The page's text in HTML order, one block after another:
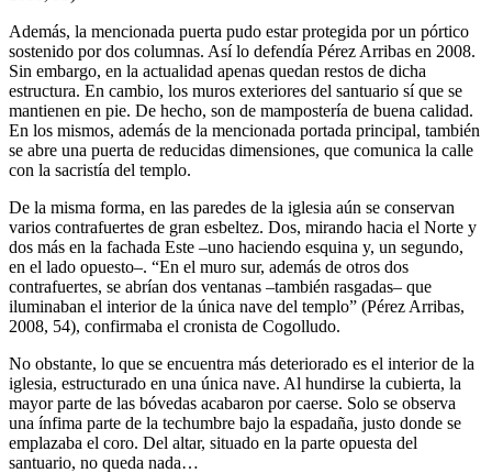
Además, la mencionada puerta pudo estar protegida por un pórtico
sostenido por dos columnas. Así lo defendía Pérez Arribas en 2008.
Sin embargo, en la actualidad apenas quedan restos de dicha
estructura. En cambio, los muros exteriores del santuario sí que se
mantienen en pie. De hecho, son de mampostería de buena calidad.
En los mismos, además de la mencionada portada principal, también
se abre una puerta de reducidas dimensiones, que comunica la calle
con la sacristía del templo.
De la misma forma, en las paredes de la iglesia aún se conservan
varios contrafuertes de gran esbeltez. Dos, mirando hacia el Norte y
dos más en la fachada Este –uno haciendo esquina y, un segundo,
en el lado opuesto–. “En el muro sur, además de otros dos
contrafuertes, se abrían dos ventanas –también rasgadas– que
iluminaban el interior de la única nave del templo” (Pérez Arribas,
2008, 54), confirmaba el cronista de Cogolludo.
No obstante, lo que se encuentra más deteriorado es el interior de la
iglesia, estructurado en una única nave. Al hundirse la cubierta, la
mayor parte de las bóvedas acabaron por caerse. Solo se observa
una ínfima parte de la techumbre bajo la espadaña, justo donde se
emplazaba el coro. Del altar, situado en la parte opuesta del
santuario, no queda nada…